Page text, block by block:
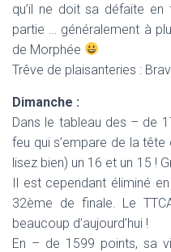
qu’il ne doit sa défaite en
partie … généralement à
de Morphée
Trêve de plaisanteries :
Dimanche :
Dans le tableau des – de
feu qui s’empare de la
lisez bien) un 16 et un 15 !
Il est cependant éliminé
32ème de finale. Le
beaucoup d’aujourd’hui !
En – de 1599 points, sa